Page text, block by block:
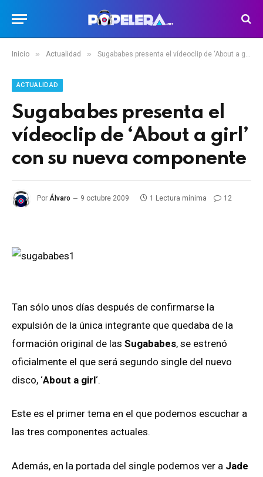
Inicio » Actualidad » Sugababes presenta el vídeoclip de ‘About a girl’ con su nueva componente
ACTUALIDAD
Sugababes presenta el
vídeoclip de ‘About a girl’
con su nueva componente
Por Álvaro 9 octubre 2009 1 Lectura mínima 12
Tan sólo unos días después de confirmarse la
expulsión de la única integrante que quedaba de la
formación original de las Sugababes, se estrenó
oficialmente el que será segundo single del nuevo
disco, ‘About a girl‘.
Este es el primer tema en el que podemos escuchar a
las tres componentes actuales.
Además, en la portada del single podemos ver a Jade